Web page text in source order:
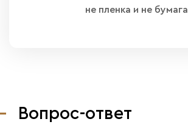
не пленка и не бумага
Вопрос-ответ